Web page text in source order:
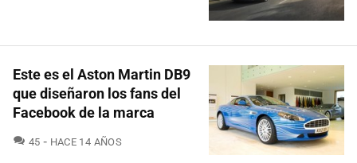
Este es el Aston Martin DB9
que diseñaron los fans del
Facebook de la marca
45 COMENTARIOS
HACE 14 AÑOS